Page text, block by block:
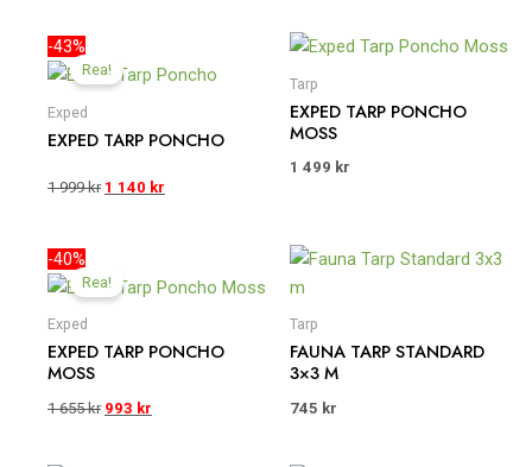
-43%
Rea!
Exped
EXPED TARP PONCHO
1 999kr
ursprungliga
priset
999 kr.
1 140 kr
priset
140 kr.
Tarp
EXPED TARP PONCHO
MOSS
1 499 kr
-40%
Rea!
Exped
EXPED TARP PONCHO
MOSS
1 655kr
ursprungliga
priset
655 kr.
993 kr
priset
Tarp
FAUNA TARP STANDARD
3×3 M
745 kr